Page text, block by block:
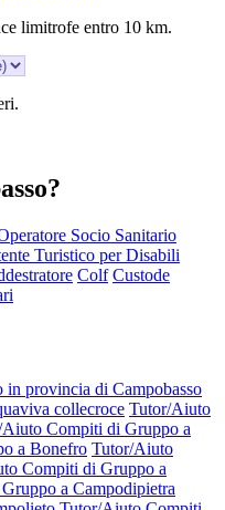
limitrofe entro 10 km.
Socio Sanitario
Turistico per Disabili
Colf Custode
provincia di Campobasso
collecroce Tutor/Aiuto
Compiti di Gruppo a
a Bonefro Tutor/Aiuto
Compiti di Gruppo a
a Campodipietra